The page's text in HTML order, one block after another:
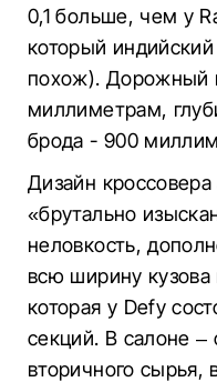
0,1 больше, чем у
который
похож). Дорожный
миллиметрам,
брода - 900
Дизайн
«брутально
неловкость,
всю ширину
которая у Defy
секций. В салоне –
вторичного сырья,